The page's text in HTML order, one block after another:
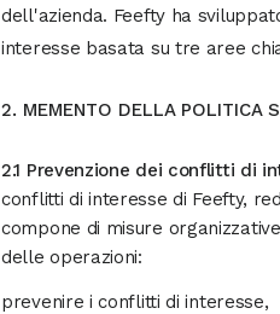
dell'azienda. Feefty ha
interesse basata su tre aree
2. MEMENTO DELLA POLITICA
2.1 Prevenzione dei conflitti di
conflitti di interesse di Feefty,
compone di misure
delle operazioni:
prevenire i conflitti di interesse,